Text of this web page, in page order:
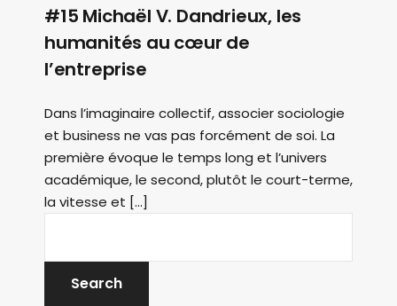
#15 Michaël V. Dandrieux, les
humanités au cœur de
l’entreprise
Dans l’imaginaire collectif, associer sociologie
et business ne vas pas forcément de soi. La
première évoque le temps long et l’univers
académique, le second, plutôt le court-terme,
la vitesse et […]